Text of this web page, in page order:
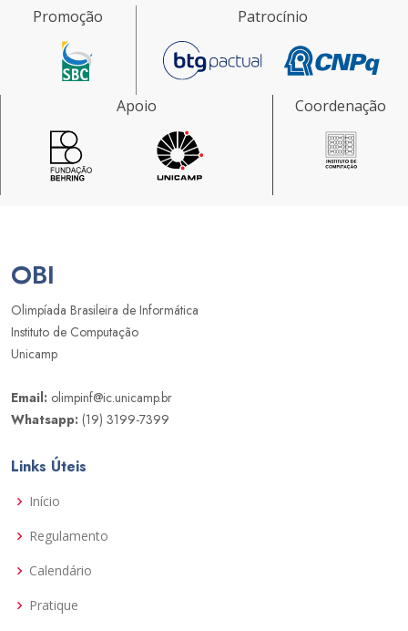
Promoção Patrocínio
Apoio Coordenação
OBI
Olimpíada Brasileira de Informática
Instituto de Computação
Unicamp
Email: olimpinf@ic.unicamp.br
Whatsapp: (19) 3199-7399
Links Úteis
Início
Regulamento
Calendário
Pratique